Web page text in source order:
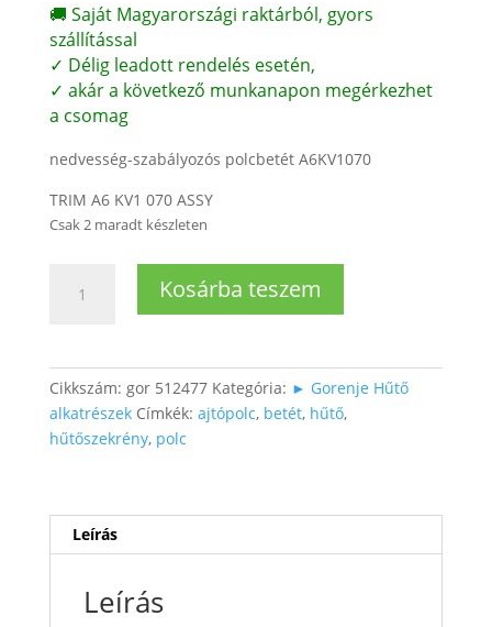
🚚 Saját Magyarországi raktárból, gyors
szállítással
✓ Délig leadott rendelés esetén,
✓ akár a következő munkanapon megérkezhet
a csomag
nedvesség-szabályozós polcbetét A6KV1070
TRIM A6 KV1 070 ASSY
Csak 2 maradt készleten
(zöldséges
mennyiség
Kosárba teszem
Cikkszám: gor 512477 Kategória: ► Gorenje Hűtő
alkatrészek Címkék: ajtópolc, betét, hűtő,
hűtőszekrény, polc
Leírás
Leírás